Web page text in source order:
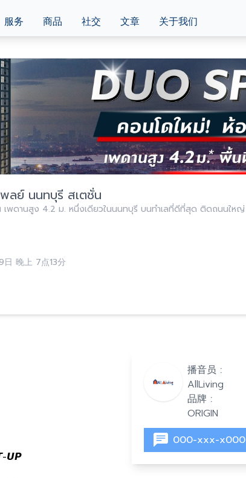
服务 商品 社交 文章 关于我们
ลย์ นนทบุรี สเตชั่น
เพดานสูง 4.2 ม. หนึ่งเดียวในนนทบุรี บนทำเลที่ดีที่สุด ติดถนนใหญ่
晚上 7点13分
𝙐𝙋
播音员 :
AllLiving
品牌 :
ORIGIN
000-xxx-x000